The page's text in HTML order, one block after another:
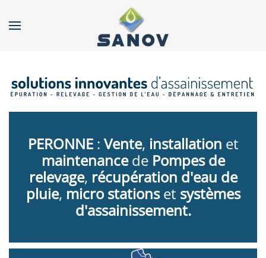
Accéder au contenu principal
PERONNE: Vente, installation et
maintenancede Pompes de
relevage, récupération d'eau de
pluie, micro stationset systèmes
d'assainissement.